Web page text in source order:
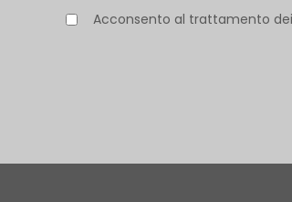
Acconsento al trattamento